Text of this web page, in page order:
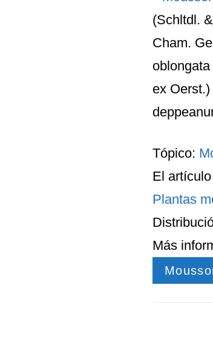
(Schltdl.
Cham.
ex
Tópico:
El artículo
Plantas
Más